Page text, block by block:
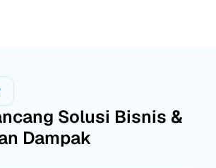
Solusi Bisnis &
Dampak